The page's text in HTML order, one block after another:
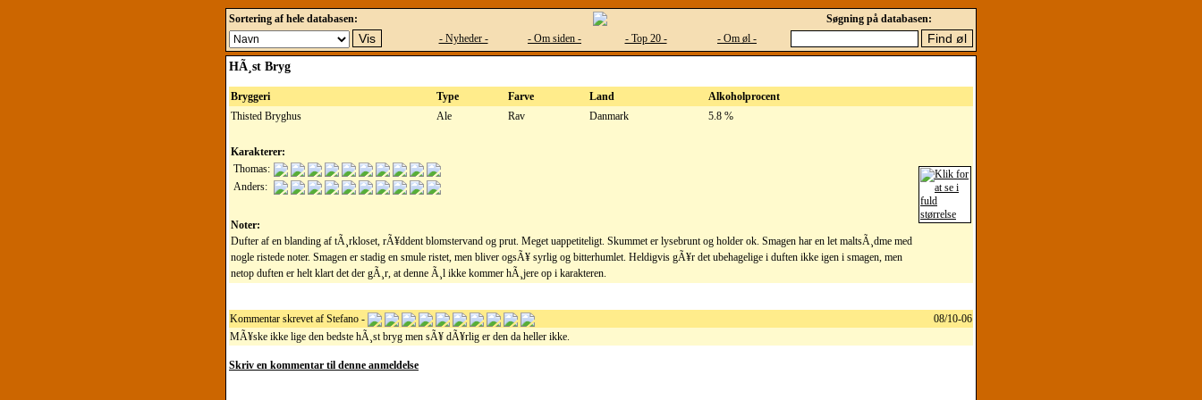
Sortering af hele databasen:
Søgning på databasen:
- Nyheder -
- Om siden - - Top 20 - - Om øl -
HÃ¸st Bryg
Bryggeri Type Farve Land
Alkoholprocent
Thisted Bryghus
Ale Rav Danmark 5.8 %
Karakterer:
Thomas:
Anders:
Noter:
Dufter af en blanding af tÃ¸rkloset, rÃ¥ddent blomstervand og prut. Meget uappetiteligt. Skummet er lysebrunt og holder ok. Smagen har en let maltsÃ¸dme med
nogle ristede noter. Smagen er stadig en smule ristet, men bliver ogsÃ¥ syrlig og bitterhumlet. Heldigvis gÃ¥r det ubehagelige i duften ikke igen i smagen, men
netop duften er helt klart det der gÃ¸r, at denne Ã¸l ikke kommer hÃ¸jere op i karakteren.
Kommentar skrevet af Stefano -
08/10-06
MÃ¥ske ikke lige den bedste hÃ¸st bryg men sÃ¥ dÃ¥rlig er den da heller ikke.
Skriv en kommentar til denne anmeldelse